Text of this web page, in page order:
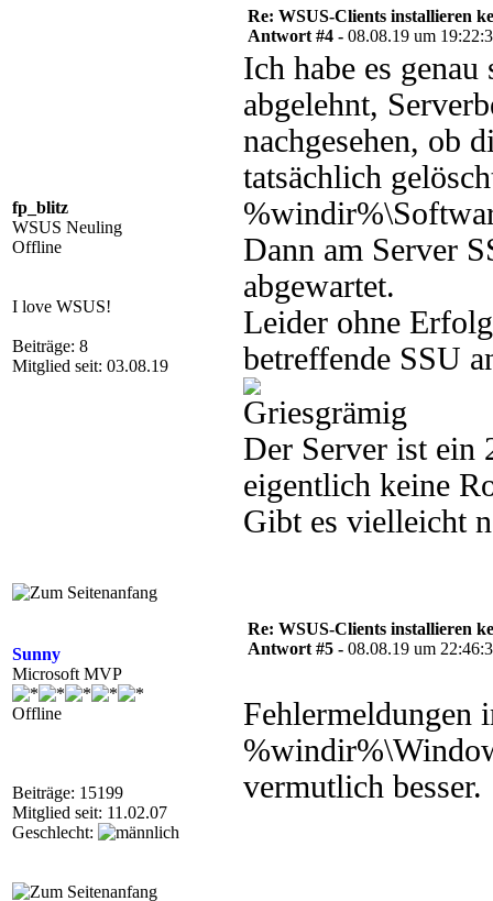
fp_blitz
WSUS Neuling
Offline
I love WSUS!
Beiträge: 8
Mitglied seit: 03.08.19
Re: WSUS-Clients installieren
Antwort #4 - 08.08.19 um
Ich habe es
abgelehnt,
nachgesehen, ob
tatsächlich
Dann am Server
abgewartet.
Leider ohne
betreffende SSU
Der Server ist ein
eigentlich keine
Gibt es vielleicht
Sunny
Microsoft MVP
Offline
Beiträge: 15199
Mitglied seit: 11.02.07
Geschlecht:
Re: WSUS-Clients installieren
Antwort #5 - 08.08.19 um
Fehlermeldungen
vermutlich besser.